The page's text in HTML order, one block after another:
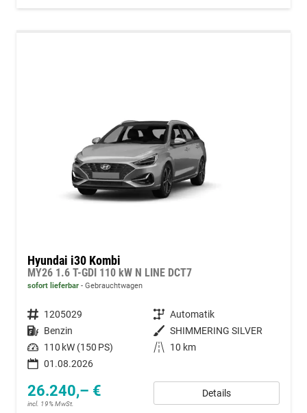
Hyundai i30 Kombi
MY26 1.6 T-GDI 110 kW N LINE DCT7
sofort lieferbar Gebrauchtwagen
Fahrzeugnummer 1205029 Getriebe Automatik
Kraftstoff Benzin Außenfarbe SHIMMERING SILVER
Leistung 110 kW (150 PS) Kilometerstand
10 km
01.08.2026
26.240,– €
incl. 19% MwSt.
Details